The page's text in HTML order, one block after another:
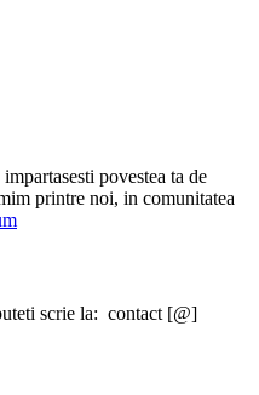
povestea ta de
printre noi, in comunitatea
scrie la: contact [@]